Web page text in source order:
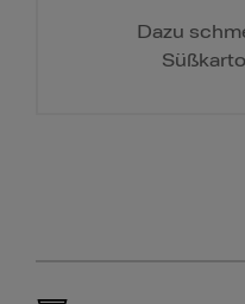
Dazu